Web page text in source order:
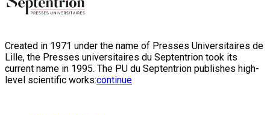
Created in 1971 under the name of Presses Universitaires de
Lille, the Presses universitaires du Septentrion took its
current name in 1995. The PU du Septentrion publishes high-
level scientific works:continue